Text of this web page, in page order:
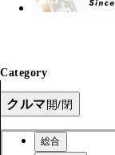
Category
クルマ開/閉
総合